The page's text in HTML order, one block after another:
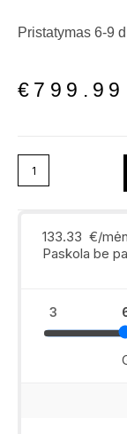
Pristatymas 6-9
€ 799.99